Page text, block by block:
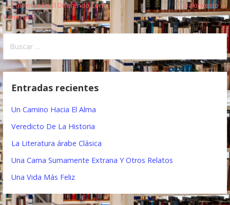
N
a
v
e
a
ó
n
d
← Colombia En El Diferendo Con
Venezuela
Baloncesto →
s
Entradas recientes
Un Camino Hacia El Alma
Veredicto De La Historia
La Literatura árabe Clásica
Una Cama Sumamente Extrana Y Otros Relatos
Una Vida Más Feliz